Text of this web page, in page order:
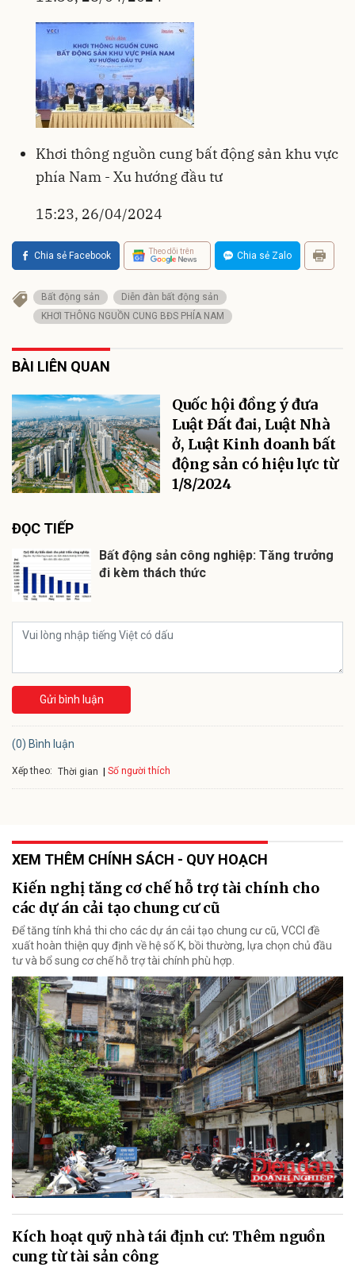
Khơi thông nguồn cung bất động sản khu vực
phía Nam - Xu hướng đầu tư
15:23, 26/04/2024
Chia sẻ Facebook Theo dõi trên Chia sẻ Zalo
Bất động sản
Diễn đàn bất động sản
KHƠI THÔNG NGUỒN CUNG BĐS PHÍA NAM
BÀI LIÊN QUAN
Quốc hội đồng ý đưa
Luật Đất đai, Luật Nhà
ở, Luật Kinh doanh bất
động sản có hiệu lực từ
1/8/2024
ĐỌC TIẾP
Bất động sản công nghiệp: Tăng trưởng
đi kèm thách thức
Gửi bình luận
(0) Bình luận
Xếp theo: Thời gian Số người thích
XEM THÊM CHÍNH SÁCH - QUY HOẠCH
Kiến nghị tăng cơ chế hỗ trợ tài chính cho
các dự án cải tạo chung cư cũ
Để tăng tính khả thi cho các dự án cải tạo chung cư cũ, VCCI đề
xuất hoàn thiện quy định về hệ số K, bồi thường, lựa chọn chủ đầu
tư và bổ sung cơ chế hỗ trợ tài chính phù hợp.
Kích hoạt quỹ nhà tái định cư: Thêm nguồn
cung từ tài sản công